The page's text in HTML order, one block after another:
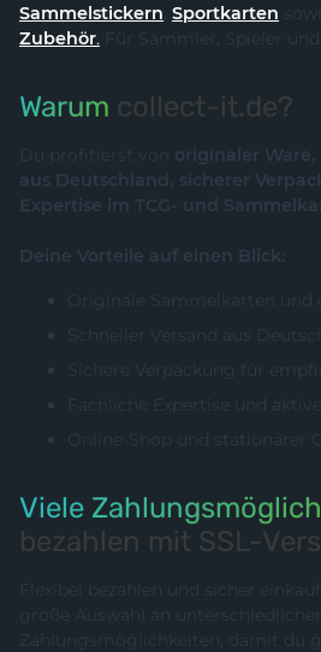
Sammelstickern, Sportkarten
Zubehör. Für Sammler, Spieler
Warum collect-it.de?
Du profitierst von originaler
aus Deutschland, sicherer
Expertise im TCG- und
Deine Vorteile auf einen Blick:
Originale Sammelkarten und
Schneller Versand aus
Sichere Verpackung für
Fachliche Expertise und
Online-Shop und stationärer
Viele
bezahlen mit SSL-
Flexibel bezahlen und sicher
große Auswahl an
Zahlungsmöglichkeiten, damit du genau die Methode